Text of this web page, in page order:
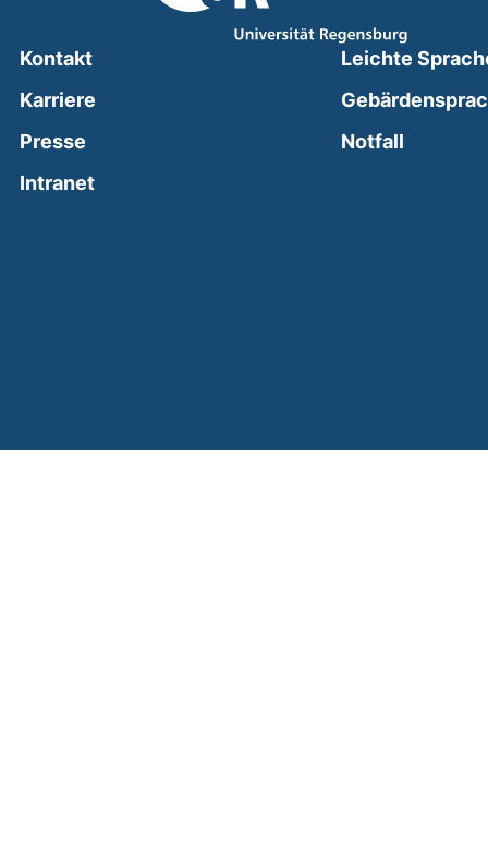
Kontakt
Karriere
Presse
Intranet(external link, opens in a new window)
Leichte
Notfall